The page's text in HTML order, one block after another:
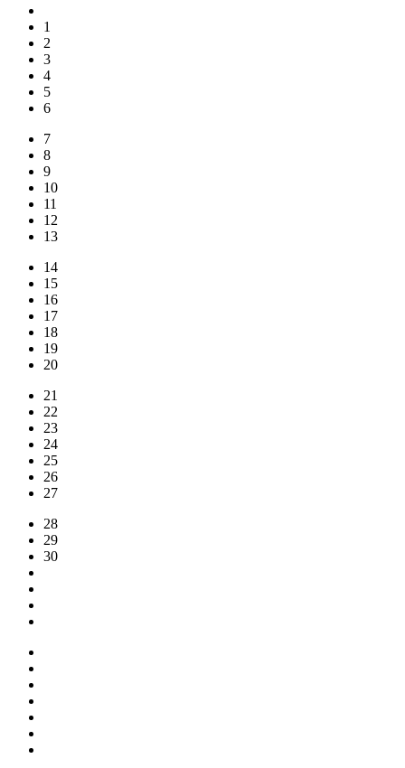
1
2
3
4
5
6
7
8
9
10
11
12
13
14
15
16
17
18
19
20
21
22
23
24
25
26
27
28
29
30